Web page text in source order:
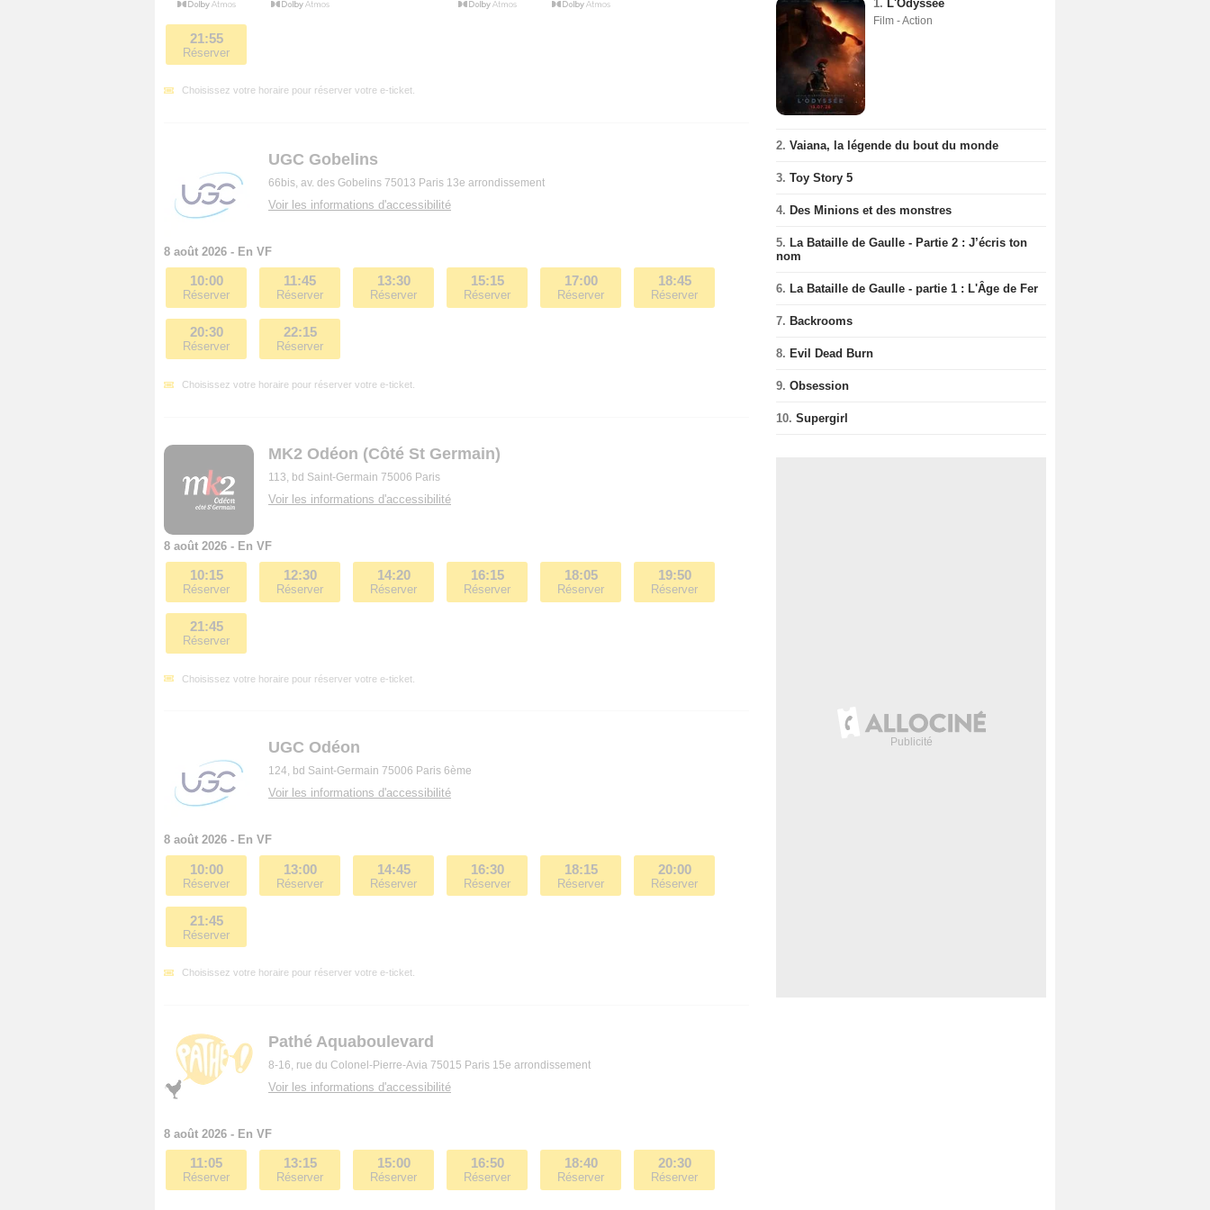
21:55
Réserver
Choisissez votre horaire pour réserver votre e-ticket.
UGC Gobelins
66bis, av. des Gobelins 75013 Paris 13e arrondissement
Voir les informations d'accessibilité
8 août 2026 - En VF
10:00
Réserver
11:45
Réserver
13:30
Réserver
15:15
Réserver
17:00
Réserver
18:45
Réserver
20:30
Réserver
22:15
Réserver
Choisissez votre horaire pour réserver votre e-ticket.
MK2 Odéon (Côté St Germain)
113, bd Saint-Germain 75006 Paris
Voir les informations d'accessibilité
8 août 2026 - En VF
10:15
Réserver
12:30
Réserver
14:20
Réserver
16:15
Réserver
18:05
Réserver
19:50
Réserver
21:45
Réserver
Choisissez votre horaire pour réserver votre e-ticket.
UGC Odéon
124, bd Saint-Germain 75006 Paris 6ème
Voir les informations d'accessibilité
8 août 2026 - En VF
10:00
Réserver
13:00
Réserver
14:45
Réserver
16:30
Réserver
18:15
Réserver
20:00
Réserver
21:45
Réserver
Choisissez votre horaire pour réserver votre e-ticket.
Pathé Aquaboulevard
8-16, rue du Colonel-Pierre-Avia 75015 Paris 15e arrondissement
Voir les informations d'accessibilité
8 août 2026 - En VF
11:05
Réserver
13:15
Réserver
15:00
Réserver
16:50
Réserver
18:40
Réserver
20:30
Réserver
1. L'Odyssée
Film - Action
2. Vaiana, la légende du bout du monde
3. Toy Story 5
4. Des Minions et des monstres
5. La Bataille de Gaulle - Partie 2 : J’écris ton
nom
6. La Bataille de Gaulle - partie 1 : L'Âge de Fer
7. Backrooms
8. Evil Dead Burn
9. Obsession
10. Supergirl